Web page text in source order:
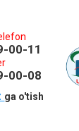
00-11
00-08
ga o'tish